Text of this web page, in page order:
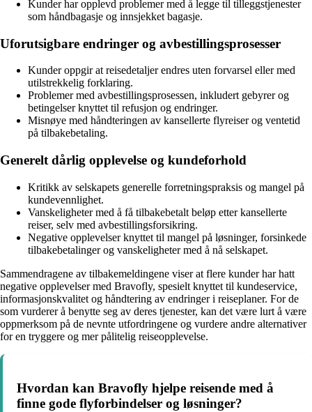
Kunder har opplevd problemer med å legge til tilleggstjenester
som håndbagasje og innsjekket bagasje.
Uforutsigbare endringer og avbestillingsprosesser
Kunder oppgir at reisedetaljer endres uten forvarsel eller med
utilstrekkelig forklaring.
Problemer med avbestillingsprosessen, inkludert gebyrer og
betingelser knyttet til refusjon og endringer.
Misnøye med håndteringen av kansellerte flyreiser og ventetid
på tilbakebetaling.
Generelt dårlig opplevelse og kundeforhold
Kritikk av selskapets generelle forretningspraksis og mangel på
kundevennlighet.
Vanskeligheter med å få tilbakebetalt beløp etter kansellerte
reiser, selv med avbestillingsforsikring.
Negative opplevelser knyttet til mangel på løsninger, forsinkede
tilbakebetalinger og vanskeligheter med å nå selskapet.
Sammendragene av tilbakemeldingene viser at flere kunder har hatt
negative opplevelser med Bravofly, spesielt knyttet til kundeservice,
informasjonskvalitet og håndtering av endringer i reiseplaner. For de
som vurderer å benytte seg av deres tjenester, kan det være lurt å være
oppmerksom på de nevnte utfordringene og vurdere andre alternativer
for en tryggere og mer pålitelig reiseopplevelse.
Hvordan kan Bravofly hjelpe reisende med å
finne gode flyforbindelser og løsninger?